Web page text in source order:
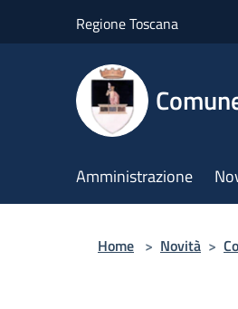
Regione Toscana
Amministrazione
Home > Novità >